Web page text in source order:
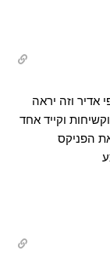
אדיר וזה יראה
וקייד אחד
הפניקס